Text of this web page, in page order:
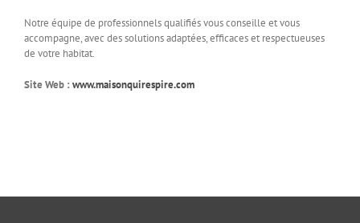
Notre équipe de professionnels qualifiés vous conseille et vous
accompagne, avec des solutions adaptées, efficaces et respectueuses
de votre habitat.
Site Web : www.maisonquirespire.com